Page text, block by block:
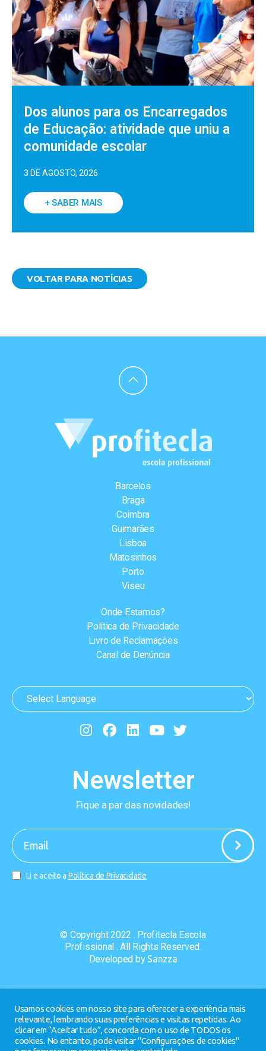
Dos alunos para os Encarregados
de Educação: atividade que uniu a
comunidade escolar
3 DE AGOSTO, 2026
+ SABER MAIS
VOLTAR PARA NOTÍCIAS
Barcelos
Braga
Coimbra
Guimarães
Lisboa
Matosinhos
Porto
Viseu
Onde Estamos?
Política de Privacidade
Livro de Reclamações
Canal de Denúncia
Newsletter
Fique a par das novidades!
Li e aceito a Política de Privacidade
-
© Copyright 2022 . Profitecla Escola
Profissional . All Rights Reserved.
Developed by Sanzza
Usamos cookies em nosso site para oferecer a experiência mais
relevante, lembrando suas preferências e visitas repetidas. Ao
clicar em “Aceitar tudo”, concorda com o uso de TODOS os
cookies. No entanto, pode visitar "Configurações de cookies"